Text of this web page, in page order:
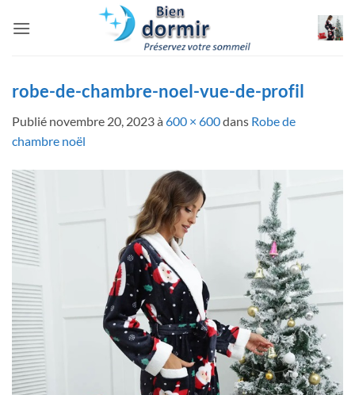
robe-de-chambre-noel-vue-de-profil
Publié novembre 20, 2023à 600 × 600dans Robe de
chambre noël